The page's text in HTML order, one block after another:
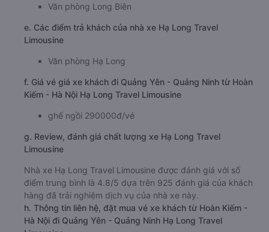
Văn phòng Long Biên
e. Các điểm trả khách của nhà xe Hạ Long Travel
Limousine
Văn phòng Hạ Long
f. Giá vé giá xe khách đi Quảng Yên - Quảng Ninh từ Hoàn
Kiếm - Hà Nội Hạ Long Travel Limousine
ghế ngồi 290000đ/vé
g. Review, đánh giá chất lượng xe Hạ Long Travel
Limousine
Nhà xe Hạ Long Travel Limousine được đánh giá với số
điểm trung bình là 4.8/5 dựa trên 925 đánh giá của khách
hàng đã trải nghiệm dịch vụ của nhà xe này.
h. Thông tin liên hệ, đặt mua vé xe khách từ Hoàn Kiếm -
Hà Nội đi Quảng Yên - Quảng Ninh Hạ Long Travel